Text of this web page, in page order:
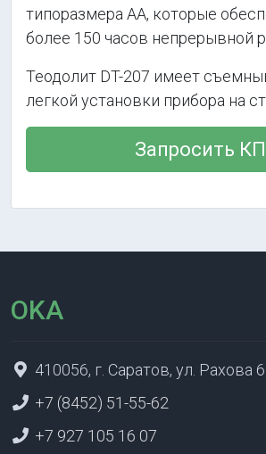
типоразмера АА, которые
более 150 часов непрерывной
Теодолит DT-207 имеет
легкой установки прибора на
Запросить КП
OKA
410056, г. Саратов, ул. Рахова
+7 (8452) 51-55-62
+7 927 105 16 07